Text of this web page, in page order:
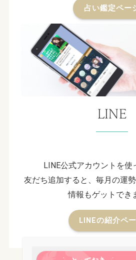
占い鑑定ペー
LINE
LINE公式アカウントを使
友だち追加すると、毎月の運
情報もゲットでき
LINEの紹介ペ